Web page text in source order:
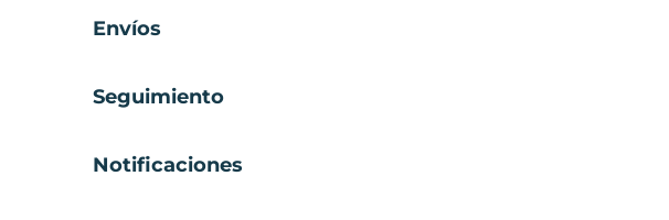
Envíos
Seguimiento
Notificaciones